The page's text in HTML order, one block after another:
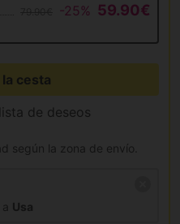
-25% 59.90€
cesta
de deseos
según la zona de envío.
Usa